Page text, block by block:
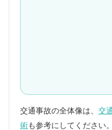
交通事故の全体像は、 交
術も参考にしてください。